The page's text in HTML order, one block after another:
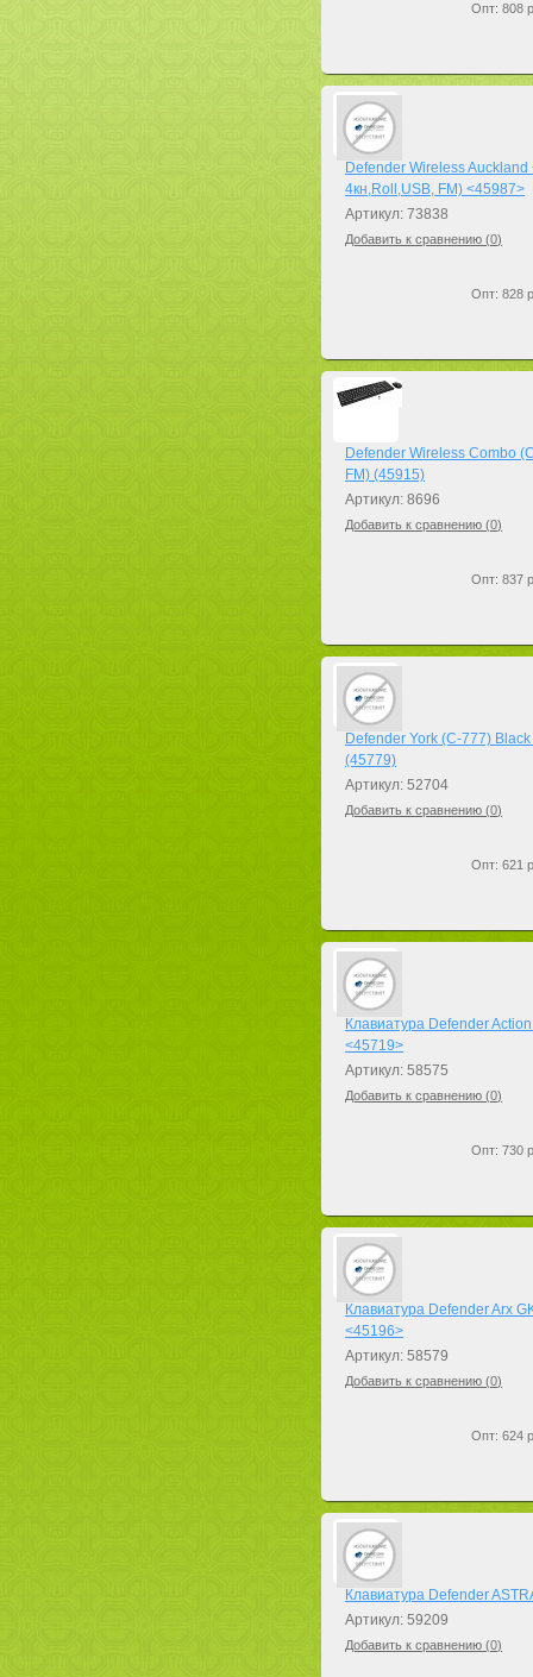
Опт: 808
Defender Wireless
4кн,Roll,USB, FM) <45987>
Артикул: 73838
Добавить к сравнению (0)
Опт: 828
Defender Wireless Combo
FM) (45915)
Артикул: 8696
Добавить к сравнению (0)
Опт: 837
Defender York (C-777)
(45779)
Артикул: 52704
Добавить к сравнению (0)
Опт: 621
Клавиатура Defender
<45719>
Артикул: 58575
Добавить к сравнению (0)
Опт: 730
Клавиатура Defender Arx
<45196>
Артикул: 58579
Добавить к сравнению (0)
Опт: 624
Клавиатура Defender
Артикул: 59209
Добавить к сравнению (0)